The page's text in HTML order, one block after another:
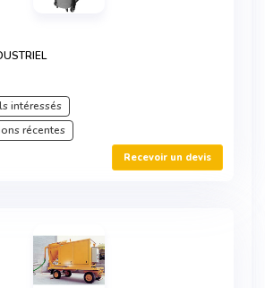
intéressés
récentes
Recevoir un devis